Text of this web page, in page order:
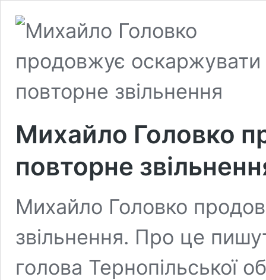
Михайло Головко
повторне
Михайло Головко
звільнення. Про це
голова Тернопільської